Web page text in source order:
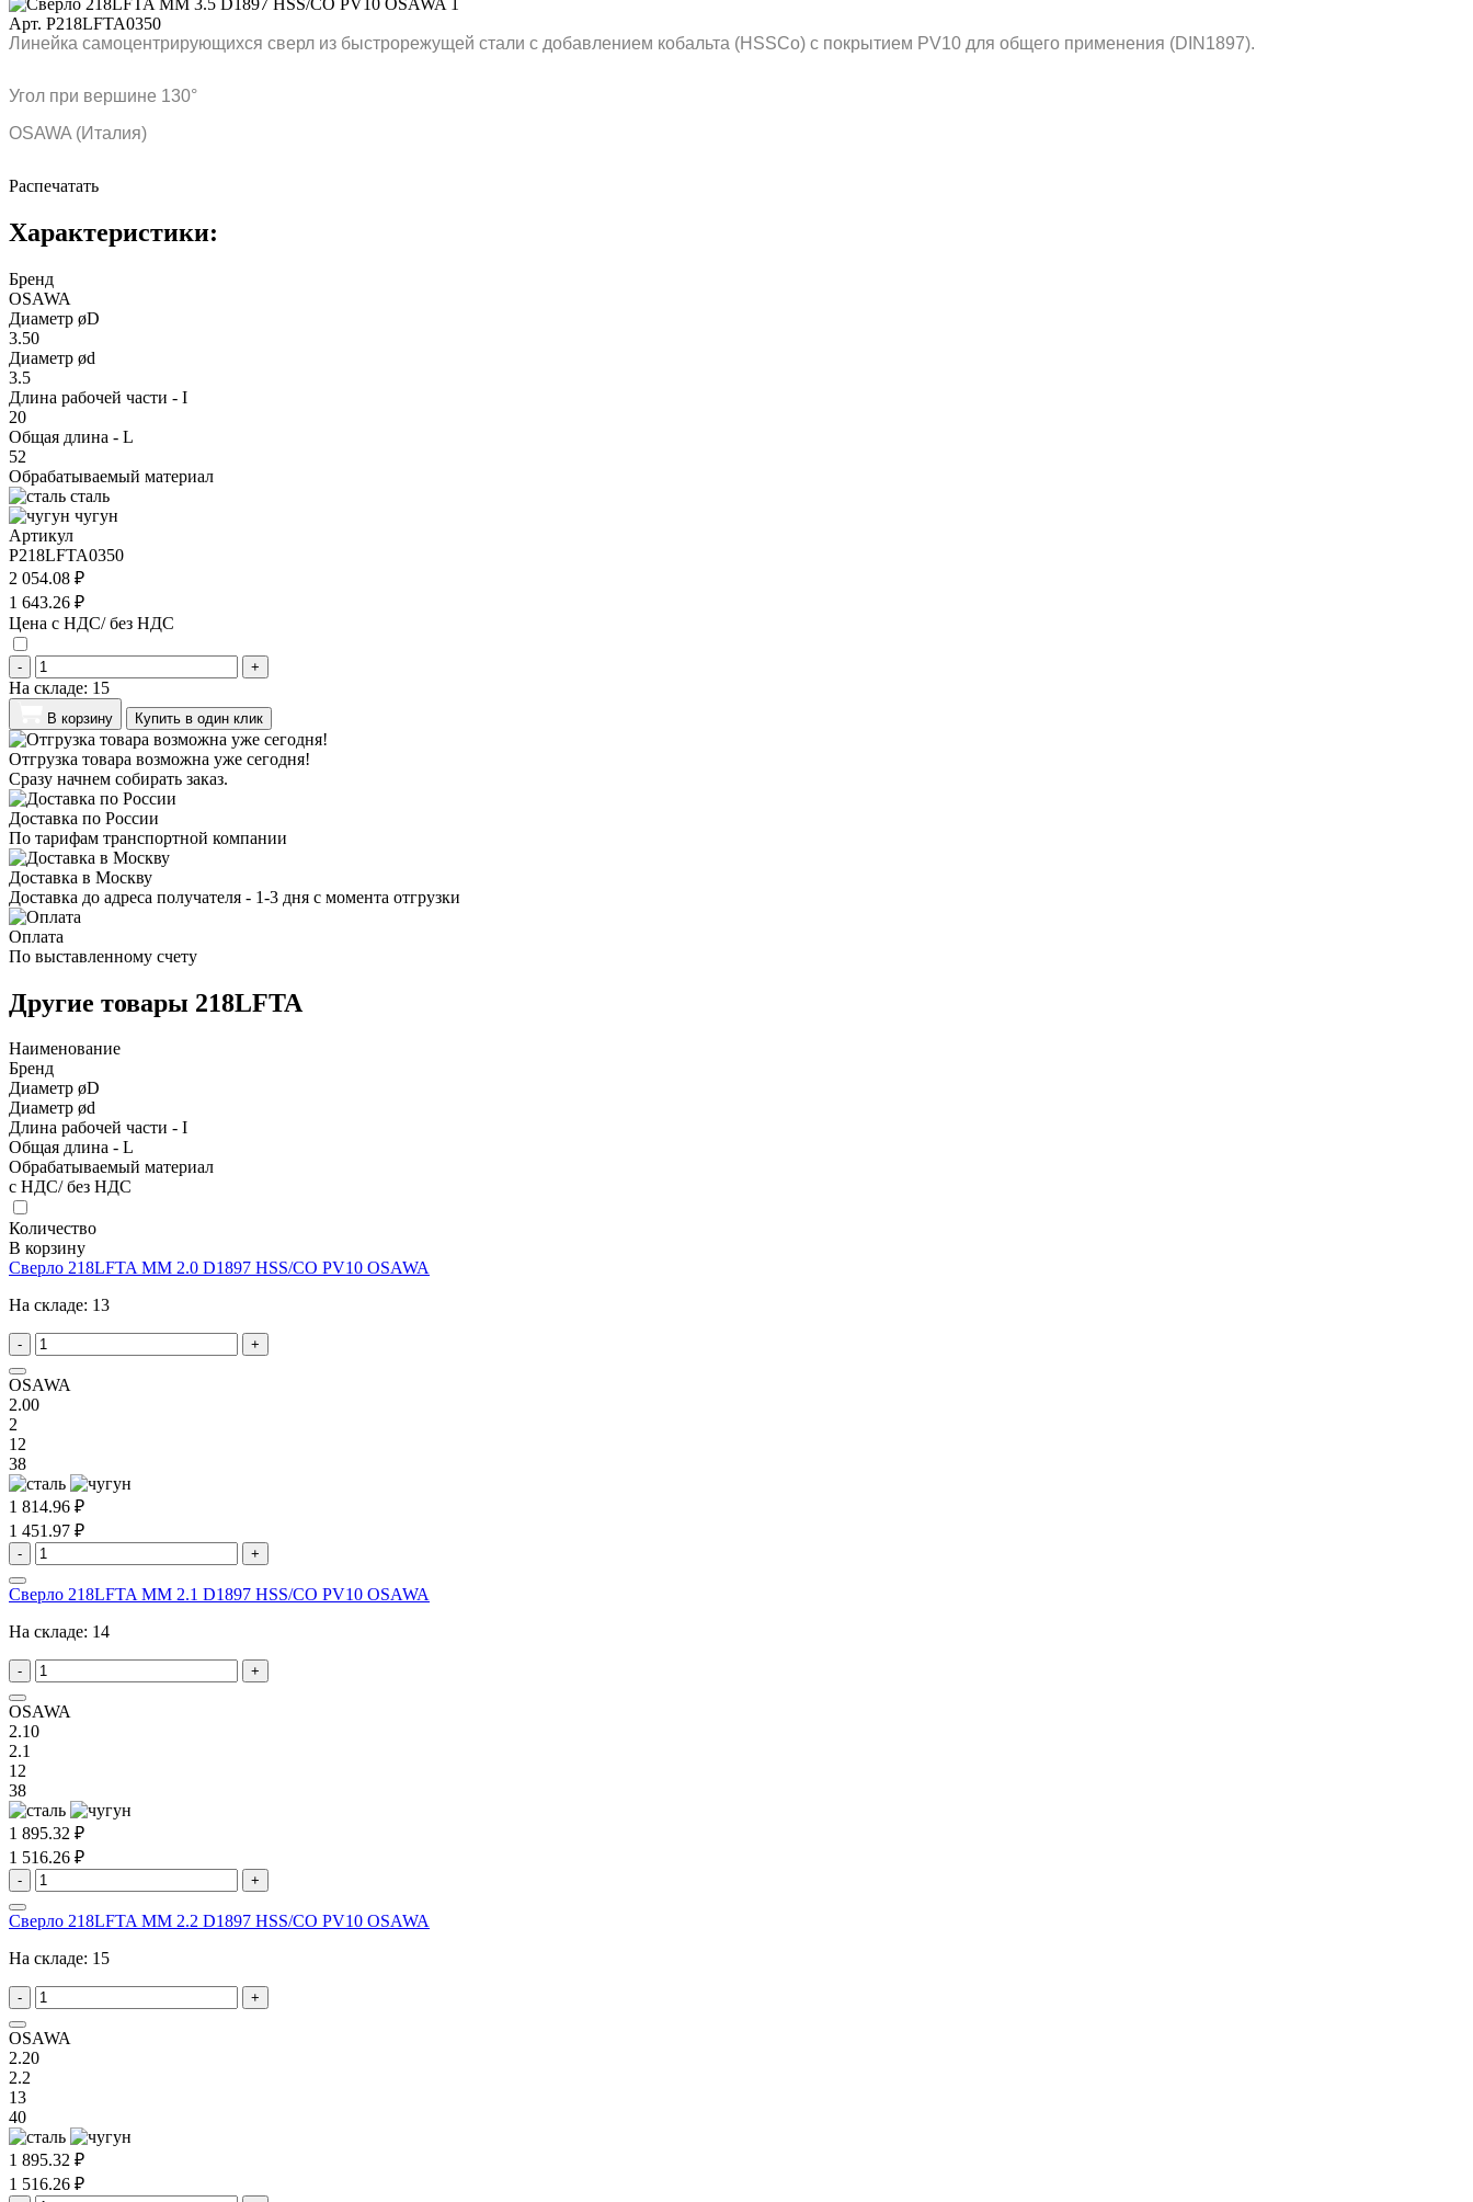
Арт. P218LFTA0350
Линейка самоцентрирующихся сверл из быстрорежущей стали с добавлением кобальта (HSSCo) c покрытием PV10 для общего применения (DIN1897).
Угол при вершине 130°
OSAWA (Италия)
Распечатать
Характеристики:
Бренд
OSAWA
Диаметр øD
3.50
Диаметр ød
3.5
Длина рабочей части - I
20
Общая длина - L
52
Обрабатываемый материал
сталь
чугун
Артикул
P218LFTA0350
2 054.08 ₽
1 643.26 ₽
Цена с НДС/ без НДС
- +
На складе: 15
В корзину Купить в один клик
Отгрузка товара возможна уже сегодня!
Сразу начнем собирать заказ.
Доставка по России
По тарифам транспортной компании
Доставка в Москву
Доставка до адреса получателя - 1-3 дня с момента отгрузки
Оплата
По выставленному счету
Другие товары 218LFTA
Наименование
Бренд
Диаметр øD
Диаметр ød
Длина рабочей части - I
Общая длина - L
Обрабатываемый материал
с НДС/ без НДС
Количество
В корзину
Сверло 218LFTA MM 2.0 D1897 HSS/CO PV10 OSAWA
На складе: 13
- +
OSAWA
2.00
2
12
38
1 814.96 ₽
1 451.97 ₽
- +
Сверло 218LFTA MM 2.1 D1897 HSS/CO PV10 OSAWA
На складе: 14
- +
OSAWA
2.10
2.1
12
38
1 895.32 ₽
1 516.26 ₽
- +
Сверло 218LFTA MM 2.2 D1897 HSS/CO PV10 OSAWA
На складе: 15
- +
OSAWA
2.20
2.2
13
40
1 895.32 ₽
1 516.26 ₽